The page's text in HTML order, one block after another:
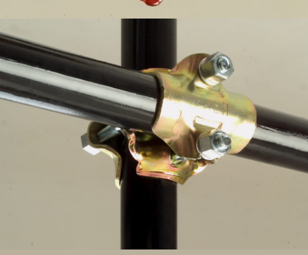
Abrazadera simple – Andamio de tubos y
abrazaderas – Mario Orlando, Faem1